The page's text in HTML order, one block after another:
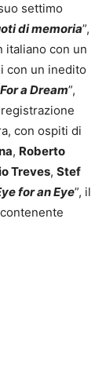
settimo
di memoria”,
italiano con un
con un inedito
a Dream”,
con ospiti di
, Roberto
Treves, Stef
for an Eye”, il